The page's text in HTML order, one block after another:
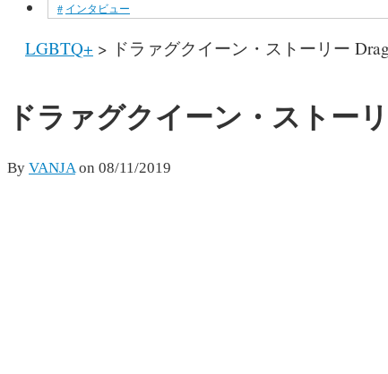
インタビュー
LGBTQ+ > ドラァグクイーン・ストーリー
ドラァグクイーン・ストー
By VANJAon 08/11/2019